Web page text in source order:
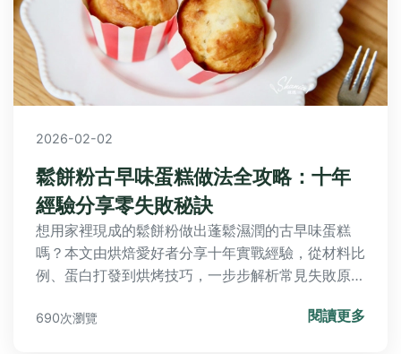
2026-02-02
鬆餅粉古早味蛋糕做法全攻略：十年
經驗分享零失敗秘訣
想用家裡現成的鬆餅粉做出蓬鬆濕潤的古早味蛋糕
嗎？本文由烘焙愛好者分享十年實戰經驗，從材料比
例、蛋白打發到烘烤技巧，一步步解析常見失敗原
690次瀏覽 閱讀更多